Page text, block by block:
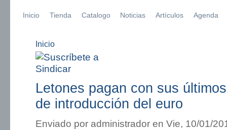
Inicio Tienda Catalogo Noticias Artículos Agenda
Se encuentra usted aquí
Inicio
Letones pagan con sus
de introducción del euro
Enviado por administrador en Vie, 10/01/